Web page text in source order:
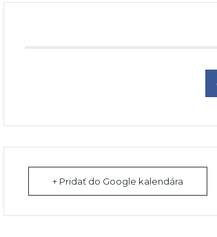
+ Pridať do Google kalendára